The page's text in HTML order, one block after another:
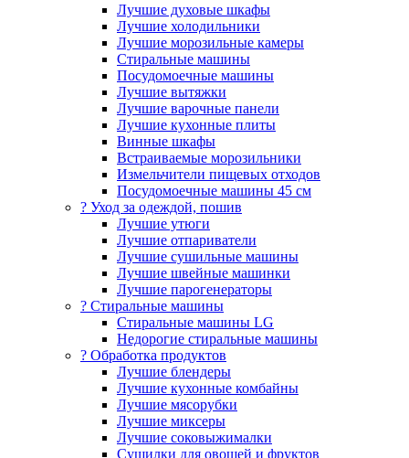
Лучшие духовые шкафы
Лучшие холодильники
Лучшие морозильные камеры
Стиральные машины
Посудомоечные машины
Лучшие вытяжки
Лучшие варочные панели
Лучшие кухонные плиты
Винные шкафы
Встраиваемые морозильники
Измельчители пищевых отходов
Посудомоечные машины 45 см
? Уход за одеждой, пошив
Лучшие утюги
Лучшие отпариватели
Лучшие сушильные машины
Лучшие швейные машинки
Лучшие парогенераторы
? Стиральные машины
Стиральные машины LG
Недорогие стиральные машины
? Обработка продуктов
Лучшие блендеры
Лучшие кухонные комбайны
Лучшие мясорубки
Лучшие миксеры
Лучшие соковыжималки
Сушилки для овощей и фруктов